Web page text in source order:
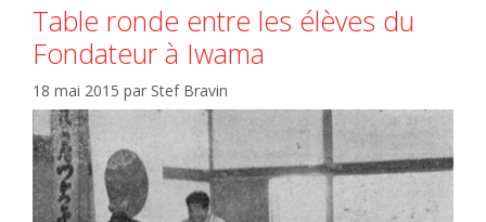
Table ronde entre les élèves du
Fondateur à Iwama
18 mai 2015 par Stef Bravin